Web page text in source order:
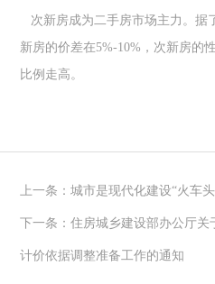
次新房成为二手房市场主力。据
新房的价差在5%-10%，次新房的
比例走高。
上一条：城市是现代化建设“火车
下一条：住房城乡建设部办公厅
计价依据调整准备工作的通知